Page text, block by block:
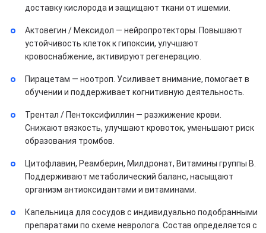
доставку кислорода и защищают ткани от ишемии.
Актовегин / Мексидол — нейропротекторы. Повышают
устойчивость клеток к гипоксии, улучшают
кровоснабжение, активируют регенерацию.
Пирацетам — ноотроп. Усиливает внимание, помогает в
обучении и поддерживает когнитивную деятельность.
Трентал / Пентоксифиллин — разжижение крови.
Снижают вязкость, улучшают кровоток, уменьшают риск
образования тромбов.
Цитофлавин, Реамберин, Милдронат, Витамины группы B.
Поддерживают метаболический баланс, насыщают
организм антиоксидантами и витаминами.
Капельница для сосудов с индивидуально подобранными
препаратами по схеме невролога. Состав определяется с